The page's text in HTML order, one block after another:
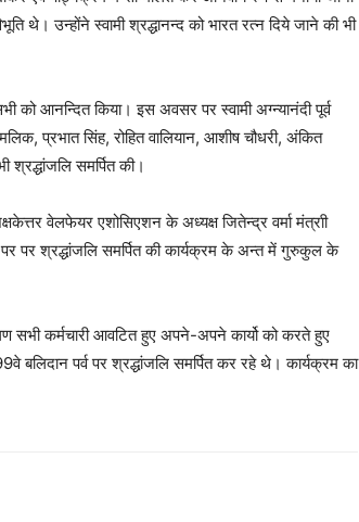
थे। उन्होंने स्वामी श्रद्धानन्द को भारत रत्न दिये जाने की भी
को आनन्दित किया। इस अवसर पर स्वामी अग्न्यानंदी पूर्व
मलिक, प्रभात सिंह, रोहित वालियान, आशीष चौधरी, अंकित
श्रद्धांजलि समर्पित की।
वेलफेयर एशोसिएशन के अध्यक्ष जितेन्द्र वर्मा मंत्राी
पर पर श्रद्धांजलि समर्पित की कार्यक्रम के अन्त में गुरुकुल के
सभी कर्मचारी आवटित हुए अपने-अपने कार्यो को करते हुए
बलिदान पर्व पर श्रद्धांजलि समर्पित कर रहे थे। कार्यक्रम का